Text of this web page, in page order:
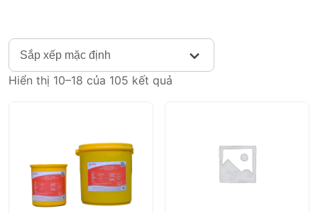
Sắp xếp mặc định
Hiển thị 10–18 của 105 kết quả